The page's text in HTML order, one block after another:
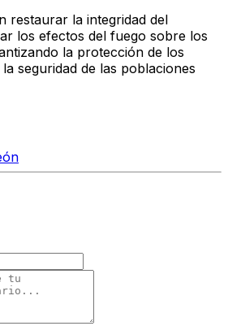
restaurar la integridad del
los efectos del fuego sobre los
la protección de los
seguridad de las poblaciones